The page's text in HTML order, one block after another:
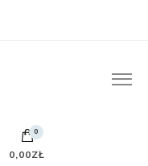
0
0,00ZŁ